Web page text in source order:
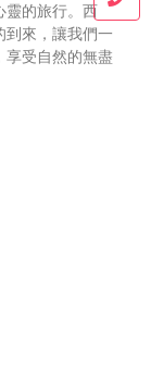
靈的旅行。西
到來，讓我們一
享受自然的無盡